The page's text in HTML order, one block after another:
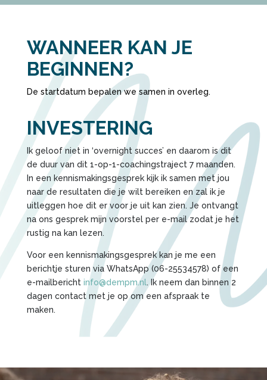
WANNEER KAN JE
BEGINNEN?
De startdatum bepalen we samen in overleg.
INVESTERING
Ik geloof niet in ‘overnight succes’ en daarom is dit
de duur van dit 1-op-1-coachingstraject 7 maanden.
In een kennismakingsgesprek kijk ik samen met jou
naar de resultaten die je wilt bereiken en zal ik je
uitleggen hoe dit er voor je uit kan zien. Je ontvangt
na ons gesprek mijn voorstel per e-mail zodat je het
rustig na kan lezen.
Voor een kennismakingsgesprek kan je me een
berichtje sturen via WhatsApp (06-25534578) of een
e-mailbericht info@dempm.nl. Ik neem dan binnen 2
dagen contact met je op om een afspraak te
maken.